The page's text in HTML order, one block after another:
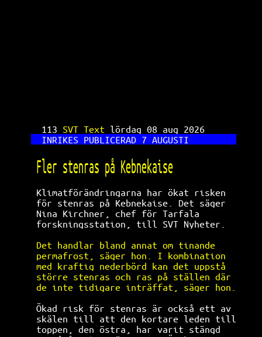
113 SVT Text lördag 08 aug 2026
INRIKES PUBLICERAD 7 AUGUSTI
Fler stenras på Kebnekaise
Klimatförändringarna har ökat risken
för stenras på Kebnekaise. Det säger
Nina Kirchner, chef för Tarfala
forskningsstation, till SVT Nyheter.
Det handlar bland annat om tinande
permafrost, säger hon. I kombination
med kraftig nederbörd kan det uppstå
större stenras och ras på ställen där
de inte tidigare inträffat, säger hon.
Ökad risk för stenras är också ett av
skälen till att den kortare leden till
toppen, den östra, har varit stängd